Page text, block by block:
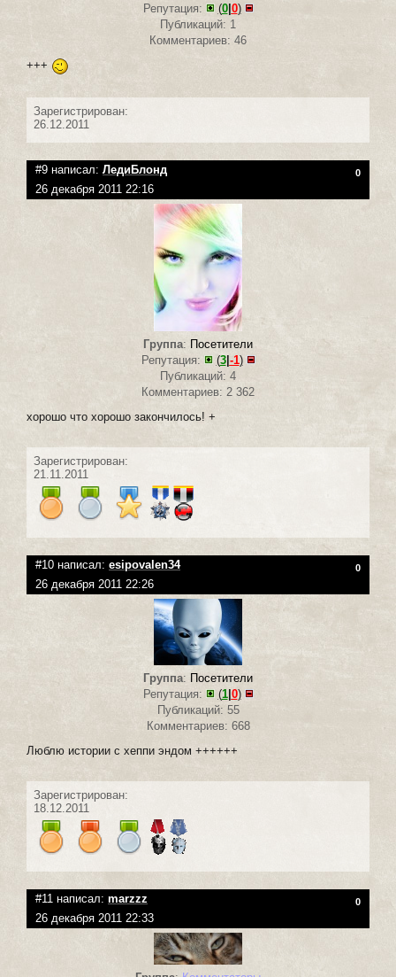
Репутация:
(0|0)
Публикаций: 1
Комментариев: 46
+++
Зарегистрирован:
26.12.2011
#9 написал: ЛедиБлонд 0
26 декабря 2011 22:16
Группа: Посетители
Репутация:
(3| -1)
Публикаций: 4
Комментариев: 2 362
хорошо что хорошо закончилось! +
Зарегистрирован:
21.11.2011
#10 написал: esipovalen34 0
26 декабря 2011 22:26
Группа: Посетители
Репутация:
(1| 0)
Публикаций: 55
Комментариев: 668
Люблю истории с хеппи эндом ++++++
Зарегистрирован:
18.12.2011
#11 написал: marzzz 0
26 декабря 2011 22:33